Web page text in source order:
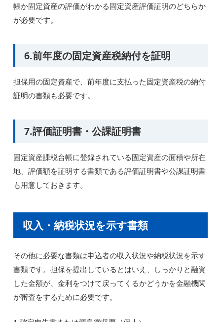
帳か固定資産の評価がわかる固定資産評価証明のどちらか
が必要です。
6.前年度の固定資産税納付を証明
担保用の固定資産で、前年度に支払った固定資産税の納付
証明の書類も必要です。
7.評価証明書・公課証明書
固定資産課税台帳に登録されている固定資産の面積や所在
地、評価額を証明する書類である評価証明書や公課証明書
も用意しておきます。
収入・納税状況を示す書類
その他に必要な書類は申込者の収入状況や納税状況を示す
書類です。担保を提出しているとはいえ、しっかりと融資
した金額が、金利をつけて戻ってくるかどうかを金融機関
が審査をするために必要です。